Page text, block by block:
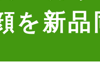
を新品